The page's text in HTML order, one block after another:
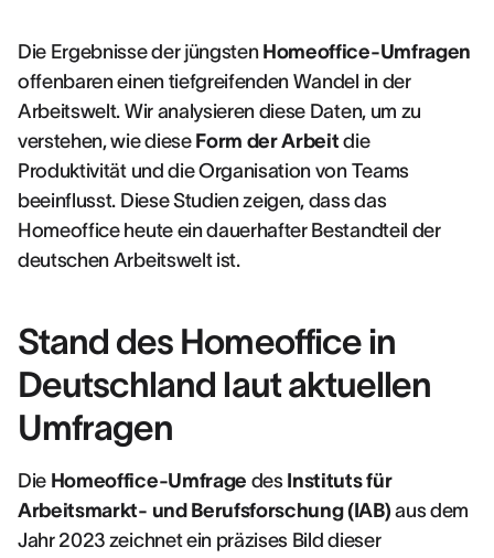
Die Ergebnisse der jüngsten Homeoffice-Umfragen
offenbaren einen tiefgreifenden Wandel in der
Arbeitswelt. Wir analysieren diese Daten, um zu
verstehen, wie diese Form der Arbeit die
Produktivität und die Organisation von Teams
beeinflusst. Diese Studien zeigen, dass das
Homeoffice heute ein dauerhafter Bestandteil der
deutschen Arbeitswelt ist.
Stand des Homeoffice in
Deutschland laut aktuellen
Umfragen
Die Homeoffice-Umfrage des Instituts für
Arbeitsmarkt- und Berufsforschung (IAB) aus dem
Jahr 2023 zeichnet ein präzises Bild dieser